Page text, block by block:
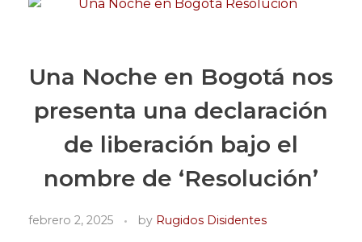
Una Noche en Bogotá nos
presenta una declaración
de liberación bajo el
nombre de ‘Resolución’
febrero 2, 2025 by Rugidos Disidentes